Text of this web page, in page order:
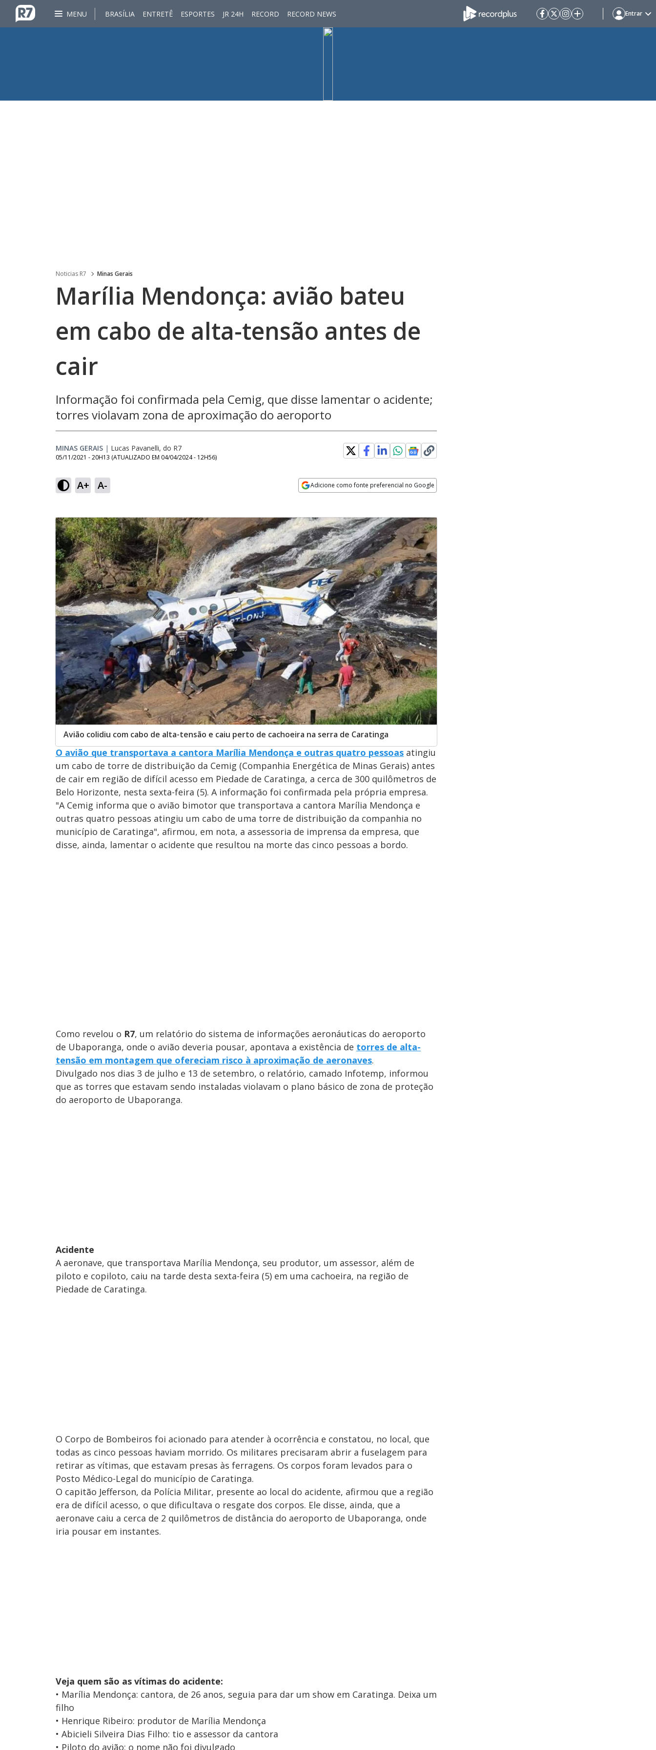
MENU BRASÍLIA ENTRETÊ ESPORTES JR 24H RECORD RECORD NEWS Entrar
Noticias R7 Minas Gerais
Marília Mendonça: avião bateu
em cabo de alta-tensão antes de
cair
Informação foi confirmada pela Cemig, que disse lamentar o acidente;
torres violavam zona de aproximação do aeroporto
MINAS GERAIS | Lucas Pavanelli, do R7
05/11/2021 - 20H13 (ATUALIZADO EM 04/04/2024 - 12H56)
A+ A- Adicione como fonte preferencial no Google
Avião colidiu com cabo de alta-tensão e caiu perto de cachoeira na serra de Caratinga
O avião que transportava a cantora Marília Mendonça e outras quatro pessoas atingiu
um cabo de torre de distribuição da Cemig (Companhia Energética de Minas Gerais) antes
de cair em região de difícil acesso em Piedade de Caratinga, a cerca de 300 quilômetros de
Belo Horizonte, nesta sexta-feira (5). A informação foi confirmada pela própria empresa.
"A Cemig informa que o avião bimotor que transportava a cantora Marília Mendonça e
outras quatro pessoas atingiu um cabo de uma torre de distribuição da companhia no
município de Caratinga", afirmou, em nota, a assessoria de imprensa da empresa, que
disse, ainda, lamentar o acidente que resultou na morte das cinco pessoas a bordo.
Como revelou o R7, um relatório do sistema de informações aeronáuticas do aeroporto
de Ubaporanga, onde o avião deveria pousar, apontava a existência de torres de alta-
tensão em montagem que ofereciam risco à aproximação de aeronaves.
Divulgado nos dias 3 de julho e 13 de setembro, o relatório, camado Infotemp, informou
que as torres que estavam sendo instaladas violavam o plano básico de zona de proteção
do aeroporto de Ubaporanga.
Acidente
A aeronave, que transportava Marília Mendonça, seu produtor, um assessor, além de
piloto e copiloto, caiu na tarde desta sexta-feira (5) em uma cachoeira, na região de
Piedade de Caratinga.
O Corpo de Bombeiros foi acionado para atender à ocorrência e constatou, no local, que
todas as cinco pessoas haviam morrido. Os militares precisaram abrir a fuselagem para
retirar as vítimas, que estavam presas às ferragens. Os corpos foram levados para o
Posto Médico-Legal do município de Caratinga.
O capitão Jefferson, da Polícia Militar, presente ao local do acidente, afirmou que a região
era de difícil acesso, o que dificultava o resgate dos corpos. Ele disse, ainda, que a
aeronave caiu a cerca de 2 quilômetros de distância do aeroporto de Ubaporanga, onde
iria pousar em instantes.
Veja quem são as vítimas do acidente:
• Marília Mendonça: cantora, de 26 anos, seguia para dar um show em Caratinga. Deixa um
filho
• Henrique Ribeiro: produtor de Marília Mendonça
• Abicieli Silveira Dias Filho: tio e assessor da cantora
• Piloto do avião: o nome não foi divulgado